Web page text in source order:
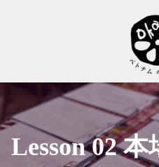
キ
ッ
プ
に
移
動Lesson 02